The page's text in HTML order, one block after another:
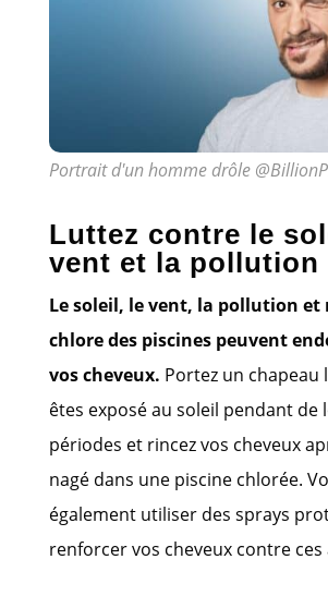
Portrait d'un homme drôle
Luttez contre le
vent et la pollution
Le soleil, le vent, la pollution et
chlore des piscines peuvent
vos cheveux. Portez un chapeau
êtes exposé au soleil pendant de
périodes et rincez vos cheveux
nagé dans une piscine chlorée.
également utiliser des sprays
renforcer vos cheveux contre ces